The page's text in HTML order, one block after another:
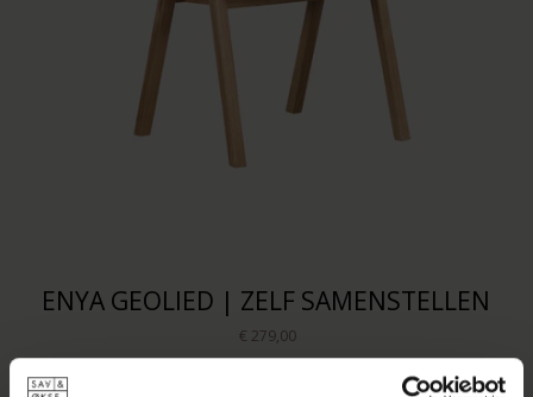
ENYA GEOLIED | ZELF SAMENSTELLEN
€ 279,00